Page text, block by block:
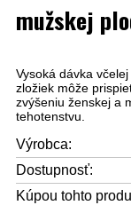
mužskej
Vysoká dávka
zložiek môže
zvýšeniu ženskej a
tehotenstvu.
Výrobca:
Dostupnosť:
Kúpou tohto